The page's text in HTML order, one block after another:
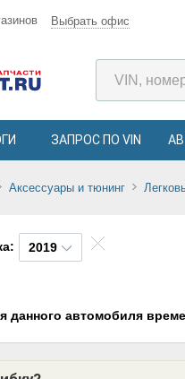
Выбрать офис
ЗАПРОС ПО VIN
Аксессуары и тюнинг
2019
данного автомобиля